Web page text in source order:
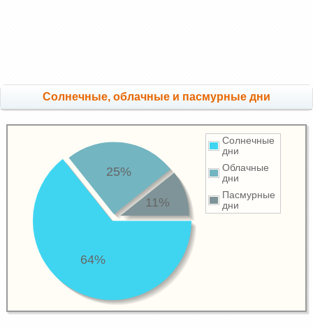
Cолнечные, облачные и пасмурные дни
Солнечные
дни
Облачные
дни
Пасмурные
дни
64%
25%
11%